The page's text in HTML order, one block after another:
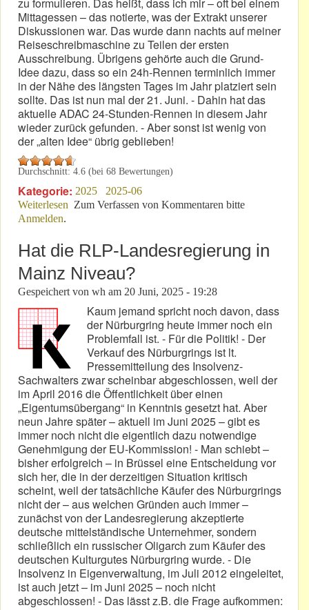
zu formulieren. Das heißt, dass ich mir – oft bei einem
Mittagessen – das notierte, was der Extrakt unserer
Diskussionen war. Das wurde dann nachts auf meiner
Reiseschreibmaschine zu Teilen der ersten
Ausschreibung. Übrigens gehörte auch die Grund-
Idee dazu, dass so ein 24h-Rennen terminlich immer
in der Nähe des längsten Tages im Jahr platziert sein
sollte. Das ist nun mal der 21. Juni. - Dahin hat das
aktuelle ADAC 24-Stunden-Rennen in diesem Jahr
wieder zurück gefunden. - Aber sonst ist wenig von
der „alten Idee“ übrig geblieben!
Durchschnitt: 4.6 (bei 68 Bewertungen)
Kategorie: 2025
2025-06
Weiterlesen über Dichtung & Wahrheit – Neu vom ADAC
Zum Verfassen von Kommentaren bitte
Anmelden.
Hat die RLP-Landesregierung in
Mainz Niveau?
Gespeichert von wh am 20 Juni, 2025 - 19:28
Kaum jemand spricht noch davon, dass
der Nürburgring heute immer noch ein
Problemfall ist. - Für die Politik! - Der
Verkauf des Nürburgrings ist lt.
Pressemitteilung des Insolvenz-
Sachwalters zwar scheinbar abgeschlossen, weil der
im April 2016 die Öffentlichkeit über einen
„Eigentumsübergang“ in Kenntnis gesetzt hat. Aber
neun Jahre später – aktuell im Juni 2025 – gibt es
immer noch nicht die eigentlich dazu notwendige
Genehmigung der EU-Kommission! - Man schiebt –
bisher erfolgreich – in Brüssel eine Entscheidung vor
sich her, die in der derzeitigen Situation kritisch
scheint, weil der tatsächliche Käufer des Nürburgrings
nicht der – aus welchen Gründen auch immer –
zunächst von der Landesregierung akzeptierte
deutsche mittelständische Unternehmer, sondern
schließlich ein russischer Oligarch zum Käufer des
deutschen Kulturgutes Nürburgring wurde. - Die
Insolvenz in Eigenverwaltung, im Juli 2012 eingeleitet,
ist auch jetzt – im Juni 2025 – noch nicht
abgeschlossen! - Das lässt z.B. die Frage aufkommen: